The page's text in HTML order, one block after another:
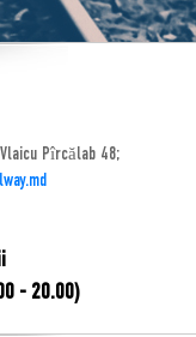
Vlaicu Pîrcălab 48;
- 20.00)